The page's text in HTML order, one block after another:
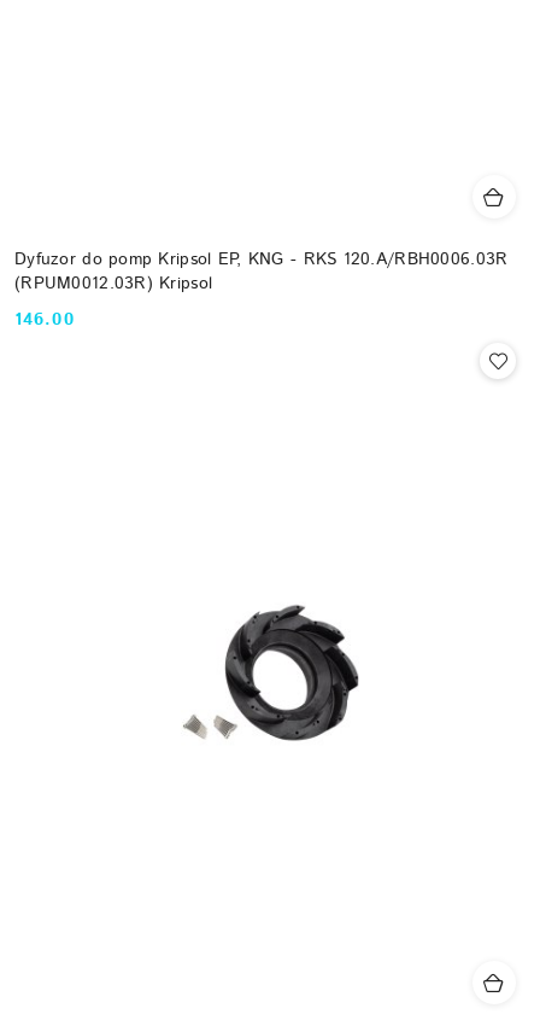
Dyfuzor do pomp Kripsol EP, KNG - RKS 120.A/RBH0006.03R
(RPUM0012.03R) Kripsol
Cena:
146.00